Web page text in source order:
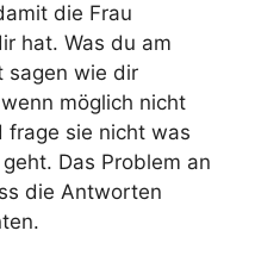
die Frau
hat. Was du am
sagen wie dir
möglich nicht
frage sie nicht was
Das Problem an
die Antworten